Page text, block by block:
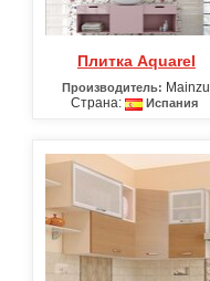
Плитка Aquarel
Производитель: Mainzu
Страна:
Испания